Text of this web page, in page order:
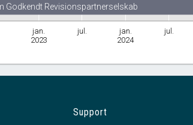
jan.
2023
jul.
jan.
2024
jul.
Godkendt Revisionspartnerselskab
Support